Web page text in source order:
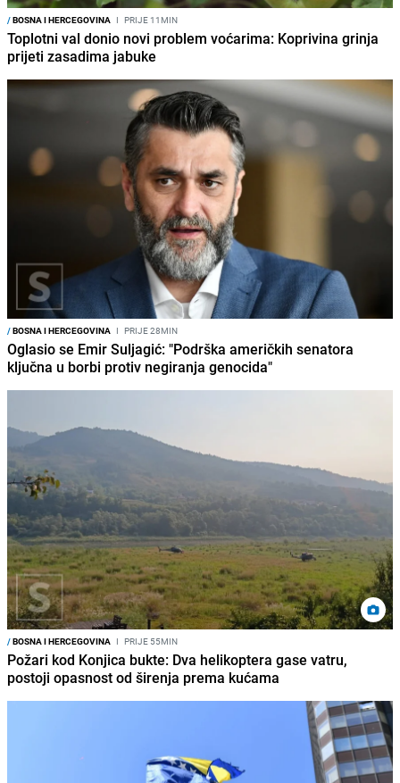
/BOSNA I HERCEGOVINA I PRIJE 11MIN
Toplotni val donio novi problem voćarima: Koprivina grinja
prijeti zasadima jabuke
/BOSNA I HERCEGOVINA I PRIJE 28MIN
Oglasio se Emir Suljagić: "Podrška američkih senatora
ključna u borbi protiv negiranja genocida"
/BOSNA I HERCEGOVINA I PRIJE 55MIN
Požari kod Konjica bukte: Dva helikoptera gase vatru,
postoji opasnost od širenja prema kućama